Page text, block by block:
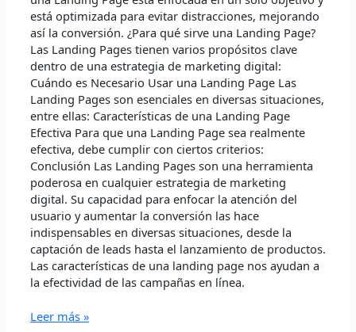
está optimizada para evitar distracciones, mejorando
así la conversión. ¿Para qué sirve una Landing Page?
Las Landing Pages tienen varios propósitos clave
dentro de una estrategia de marketing digital:
Cuándo es Necesario Usar una Landing Page Las
Landing Pages son esenciales en diversas situaciones,
entre ellas: Características de una Landing Page
Efectiva Para que una Landing Page sea realmente
efectiva, debe cumplir con ciertos criterios:
Conclusión Las Landing Pages son una herramienta
poderosa en cualquier estrategia de marketing
digital. Su capacidad para enfocar la atención del
usuario y aumentar la conversión las hace
indispensables en diversas situaciones, desde la
captación de leads hasta el lanzamiento de productos.
Las características de una landing page nos ayudan a
la efectividad de las campañas en línea.
Leer más »